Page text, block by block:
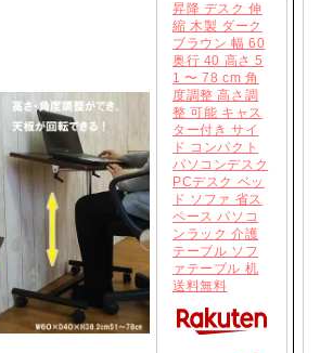
昇降 デスク 伸
縮 木製 ダーク
ブラウン 幅 60
奥行 40 高さ 5
1 〜 78 cm 角
度調整 高さ調
整 可能 キャス
ター付き サイ
ド コンパクト
パソコンデスク
PCデスク ベッ
ド ソファ 省ス
ペース パソコ
ンラック 介護
テーブル ソフ
ァテーブル 机
送料無料